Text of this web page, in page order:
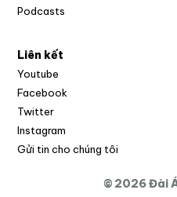
Podcasts
Liên kết
Youtube
Facebook
Twitter
Instagram
Gửi tin cho chúng tôi
© 2026 Đài